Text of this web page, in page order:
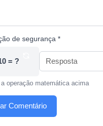
de segurança *
= ?
operação matemática acima
Comentário